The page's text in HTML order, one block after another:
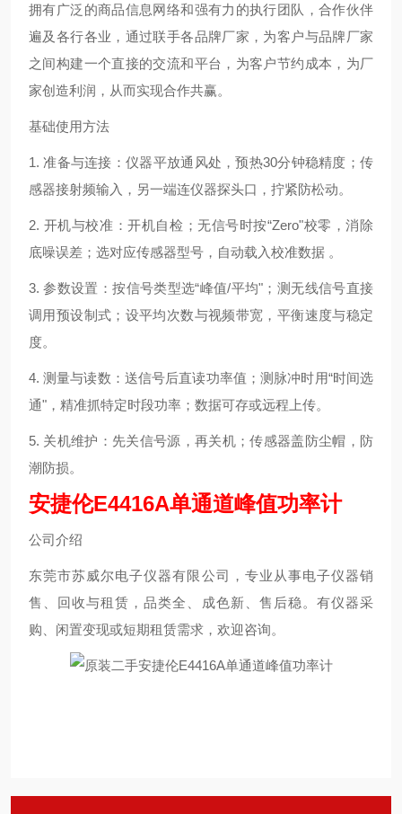
拥有广泛的商品信息网络和强有力的执行团队，合作伙伴
遍及各行各业，通过联手各品牌厂家，为客户与品牌厂家
之间构建一个直接的交流和平台，为客户节约成本，为厂
家创造利润，从而实现合作共赢。
基础使用方法
1. 准备与连接：仪器平放通风处，预热30分钟稳精度；传
感器接射频输入，另一端连仪器探头口，拧紧防松动。
2. 开机与校准：开机自检；无信号时按“Zero"校零，消除
底噪误差；选对应传感器型号，自动载入校准数据 。
3. 参数设置：按信号类型选“峰值/平均"；测无线信号直接
调用预设制式；设平均次数与视频带宽，平衡速度与稳定
度。
4. 测量与读数：送信号后直读功率值；测脉冲时用“时间选
通"，精准抓特定时段功率；数据可存或远程上传。
5. 关机维护：先关信号源，再关机；传感器盖防尘帽，防
潮防损。
安捷伦E4416A单通道峰值功率计
公司介绍
东莞市苏威尔电子仪器有限公司，专业从事电子仪器销
售、回收与租赁，品类全、成色新、售后稳。有仪器采
购、闲置变现或短期租赁需求，欢迎咨询。